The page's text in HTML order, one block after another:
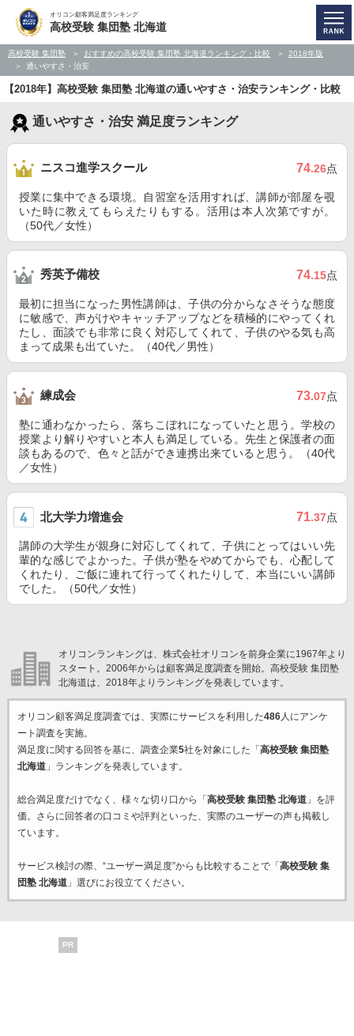
オリコン顧客満足度ランキング
高校受験 集団塾 北海道
高校受験 集団塾 おすすめの高校受験 集団塾 北海道ランキング・比較
2018年版
通いやすさ・治安
【2018年】高校受験 集団塾 北海道の通いやすさ・治安ランキング・比較
通いやすさ・治安 満足度ランキング
ニスコ進学スクール 74.26点
授業に集中できる環境。自習室を活用すれば、講師が部屋を覗
いた時に教えてもらえたりもする。活用は本人次第ですが。
（50代／女性）
秀英予備校 74.15点
最初に担当になった男性講師は、子供の分からなさそうな態度
に敏感で、声がけやキャッチアップなどを積極的にやってくれ
たし、面談でも非常に良く対応してくれて、子供のやる気も高
まって成果も出ていた。（40代／男性）
練成会 73.07点
塾に通わなかったら、落ちこぼれになっていたと思う。学校の
授業より解りやすいと本人も満足している。先生と保護者の面
談もあるので、色々と話ができ連携出来ていると思う。（40代
／女性）
北大学力増進会 71.37点
講師の大学生が親身に対応してくれて、子供にとってはいい先
輩的な感じでよかった。子供が塾をやめてからでも、心配して
くれたり、ご飯に連れて行ってくれたりして、本当にいい講師
でした。（50代／女性）
オリコンランキングは、株式会社オリコンを前身企業に1967年より
スタート。2006年からは顧客満足度調査を開始。高校受験 集団塾
北海道は、2018年よりランキングを発表しています。
オリコン顧客満足度調査では、実際にサービスを利用した486人にアンケ
ート調査を実施。
満足度に関する回答を基に、調査企業5社を対象にした「 高校受験 集団塾
北海道」ランキングを発表しています。
総合満足度だけでなく、様々な切り口から「 高校受験 集団塾 北海道」を評
価。さらに回答者の口コミや評判といった、実際のユーザーの声も掲載し
ています。
サービス検討の際、“ユーザー満足度”からも比較することで「 高校受験 集
団塾 北海道」選びにお役立てください。
PR